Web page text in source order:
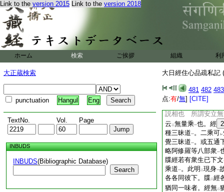
Link to the version 2015 Link to the version 2018
ホーム 検索 ご挨拶 組織 利
大正蔵検索
punctuation Hangul Eng
TextNo. Vol. Page
INBUDS
INBUDS(Bibliographic Database)
Search
大日經住心品疏私記
481 482 483
点:有/無] [CITE]
令我等等 。經
當。經疏無
違。
。又抄主不レ 解二
不 得 。可
釋
經爲無量衆生等
説。故疏主示 問承
意明。自證是離二
言
隨 二言説 一。已隨 言
他説義 也 能爲無
説相也 所謂安立無
云 二無量乘一也。經 2
種三昧道一。二乘可レ
覺三昧道一。或五通
略阿修羅等八部衆一
牒經若有衆生已下文
乘道一。此明 二現身一
各各同彼下。牒二經
猶同一味者。經無二